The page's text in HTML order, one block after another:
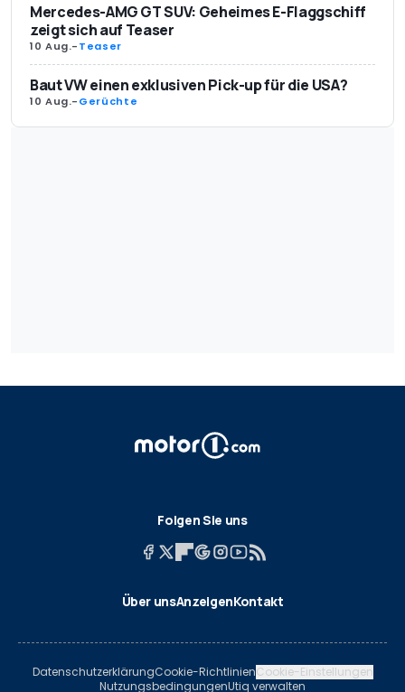
Mercedes-AMG GT SUV: Geheimes E-Flaggschiff
zeigt sich auf Teaser
10 Aug.-Teaser
Baut VW einen exklusiven Pick-up für die USA?
10 Aug.-Gerüchte
Folgen Sie uns
Über unsAnzeigenKontakt
DatenschutzerklärungCookie-RichtlinienCookie-Einstellungen
NutzungsbedingungenUtiq verwalten